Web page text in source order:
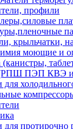
профили
крыльчатки,
моющие и
(канистры,
ПЭП КВЭ и
для
для протирочно